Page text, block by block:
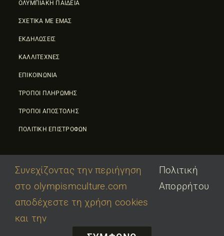
ΟΛΥΜΠΙΑΚΗ ΠΑΙΔΕΙΑ
ΣΧΕΤΙΚΑ ΜΕ ΕΜΑΣ
ΕΚΔΗΛΩΣΕΙΣ
ΚΑΛΛΙΤΕΧΝΕΣ
ΕΠΙΚΟΙΝΩΝΙΑ
ΤΡΟΠΟΙ ΠΛΗΡΩΜΗΣ
ΤΡΟΠΟΙ ΑΠΟΣΤΟΛΗΣ
ΠΟΛΙΤΙΚΗ ΕΠΙΣΤΡΟΦΩΝ
© 2026 • Olympic Culture Center • Powered By
Όροι Χρήσης Πολιτική Απορρήτου
Συνεχίζοντας την περιήγηση
στο olympismculture.com
αποδέχεστε τη χρήση cookies
και την
Πολιτική
Απορρήτου